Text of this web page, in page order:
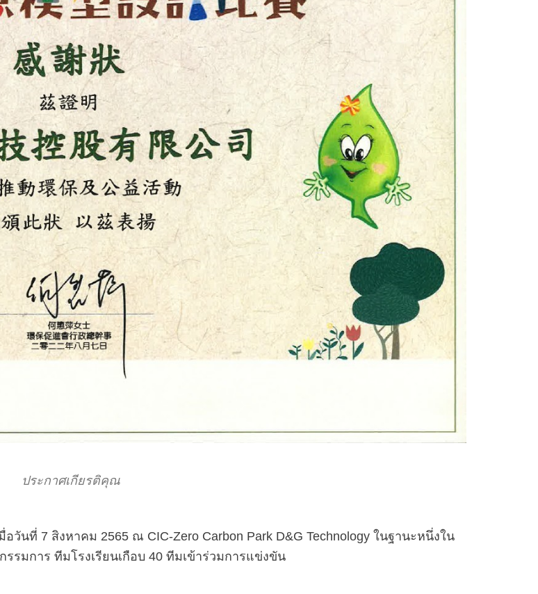
ประกาศเกียรติคุณ
อวันที่ 7 สิงหาคม 2565 ณ CIC-Zero Carbon Park D&G Technology ในฐานะหนึ่งใน
รมการ ทีมโรงเรียนเกือบ 40 ทีมเข้าร่วมการแข่งขัน